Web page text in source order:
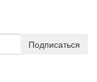
Подписаться